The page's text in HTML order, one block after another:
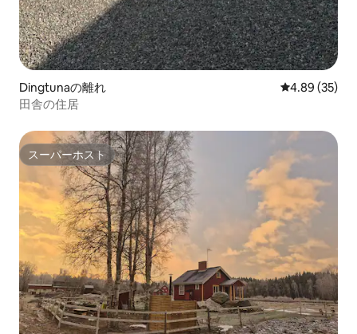
Dingtunaの離れ レビュー35
4.89 (35)
田舎の住居
スーパーホスト
スーパーホスト